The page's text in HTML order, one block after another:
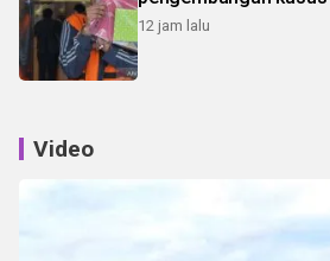
12 jam lalu
Video